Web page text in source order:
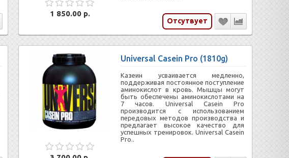
Отсутвует
1 850.00 р.
Universal Casein Pro (1810g)
Казеин усваивается медленно,
поддерживая постоянное поступление
аминокислот в кровь. Мышцы могут
быть обеспечены аминокислотами на
7 часов. Universal Casein Pro
производится с использованием
передовых методов производства и
предлагает высокое качество для
успешных тренировок. Universal Casein
Pro..